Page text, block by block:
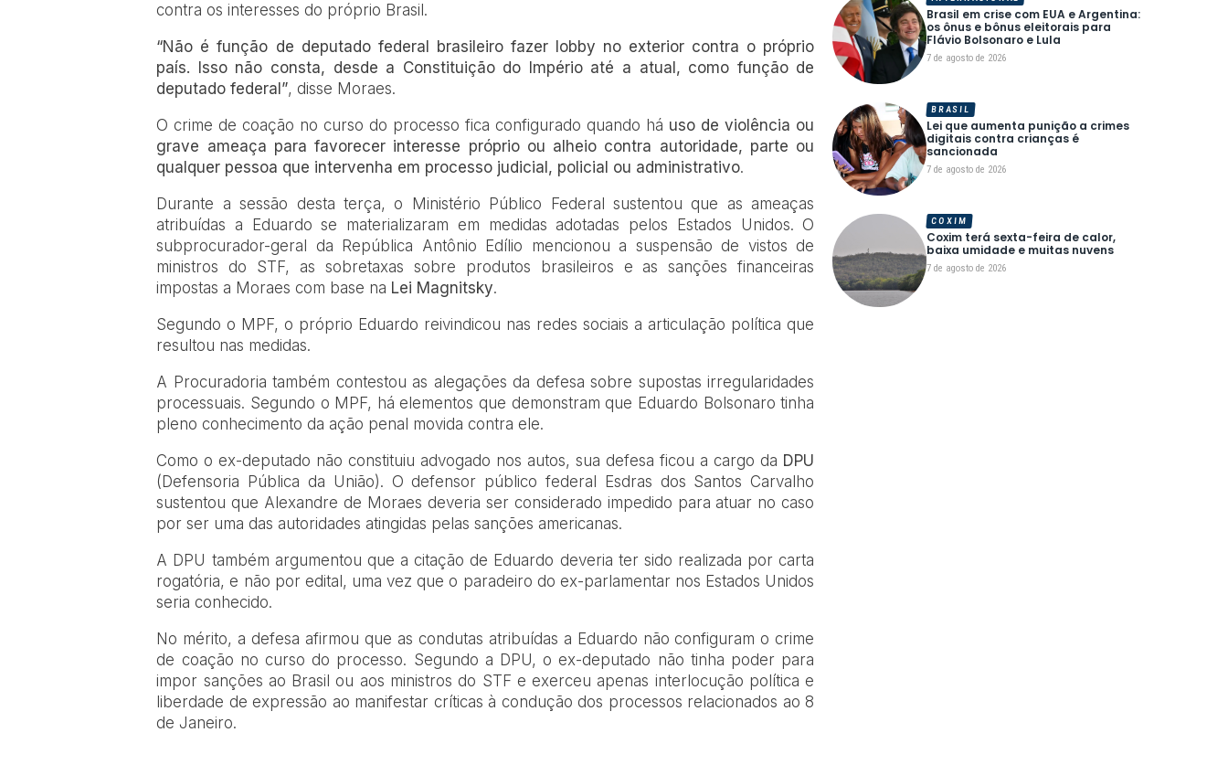
contra os interesses do próprio Brasil.
“Não é função de deputado federal brasileiro fazer lobby no exterior contra o próprio
país. Isso não consta, desde a Constituição do Império até a atual, como função de
deputado federal”, disse Moraes.
O crime de coação no curso do processo fica configurado quando há uso de violência ou
grave ameaça para favorecer interesse próprio ou alheio contra autoridade, parte ou
qualquer pessoa que intervenha em processo judicial, policial ou administrativo.
Durante a sessão desta terça, o Ministério Público Federal sustentou que as ameaças
atribuídas a Eduardo se materializaram em medidas adotadas pelos Estados Unidos. O
subprocurador-geral da República Antônio Edílio mencionou a suspensão de vistos de
ministros do STF, as sobretaxas sobre produtos brasileiros e as sanções financeiras
impostas a Moraes com base na Lei Magnitsky.
Segundo o MPF, o próprio Eduardo reivindicou nas redes sociais a articulação política que
resultou nas medidas.
A Procuradoria também contestou as alegações da defesa sobre supostas irregularidades
processuais. Segundo o MPF, há elementos que demonstram que Eduardo Bolsonaro tinha
pleno conhecimento da ação penal movida contra ele.
Como o ex-deputado não constituiu advogado nos autos, sua defesa ficou a cargo da DPU
(Defensoria Pública da União). O defensor público federal Esdras dos Santos Carvalho
sustentou que Alexandre de Moraes deveria ser considerado impedido para atuar no caso
por ser uma das autoridades atingidas pelas sanções americanas.
A DPU também argumentou que a citação de Eduardo deveria ter sido realizada por carta
rogatória, e não por edital, uma vez que o paradeiro do ex-parlamentar nos Estados Unidos
seria conhecido.
No mérito, a defesa afirmou que as condutas atribuídas a Eduardo não configuram o crime
de coação no curso do processo. Segundo a DPU, o ex-deputado não tinha poder para
impor sanções ao Brasil ou aos ministros do STF e exerceu apenas interlocução política e
liberdade de expressão ao manifestar críticas à condução dos processos relacionados ao 8
de Janeiro.
Brasil em crise com EUA e Argentina:
os ônus e bônus eleitorais para
Flávio Bolsonaro e Lula
7 de agosto de 2026
Lei que aumenta punição a crimes
digitais contra crianças é
sancionada
7 de agosto de 2026
BRASIL
Coxim terá sexta-feira de calor,
baixa umidade e muitas nuvens
7 de agosto de 2026
COXIM